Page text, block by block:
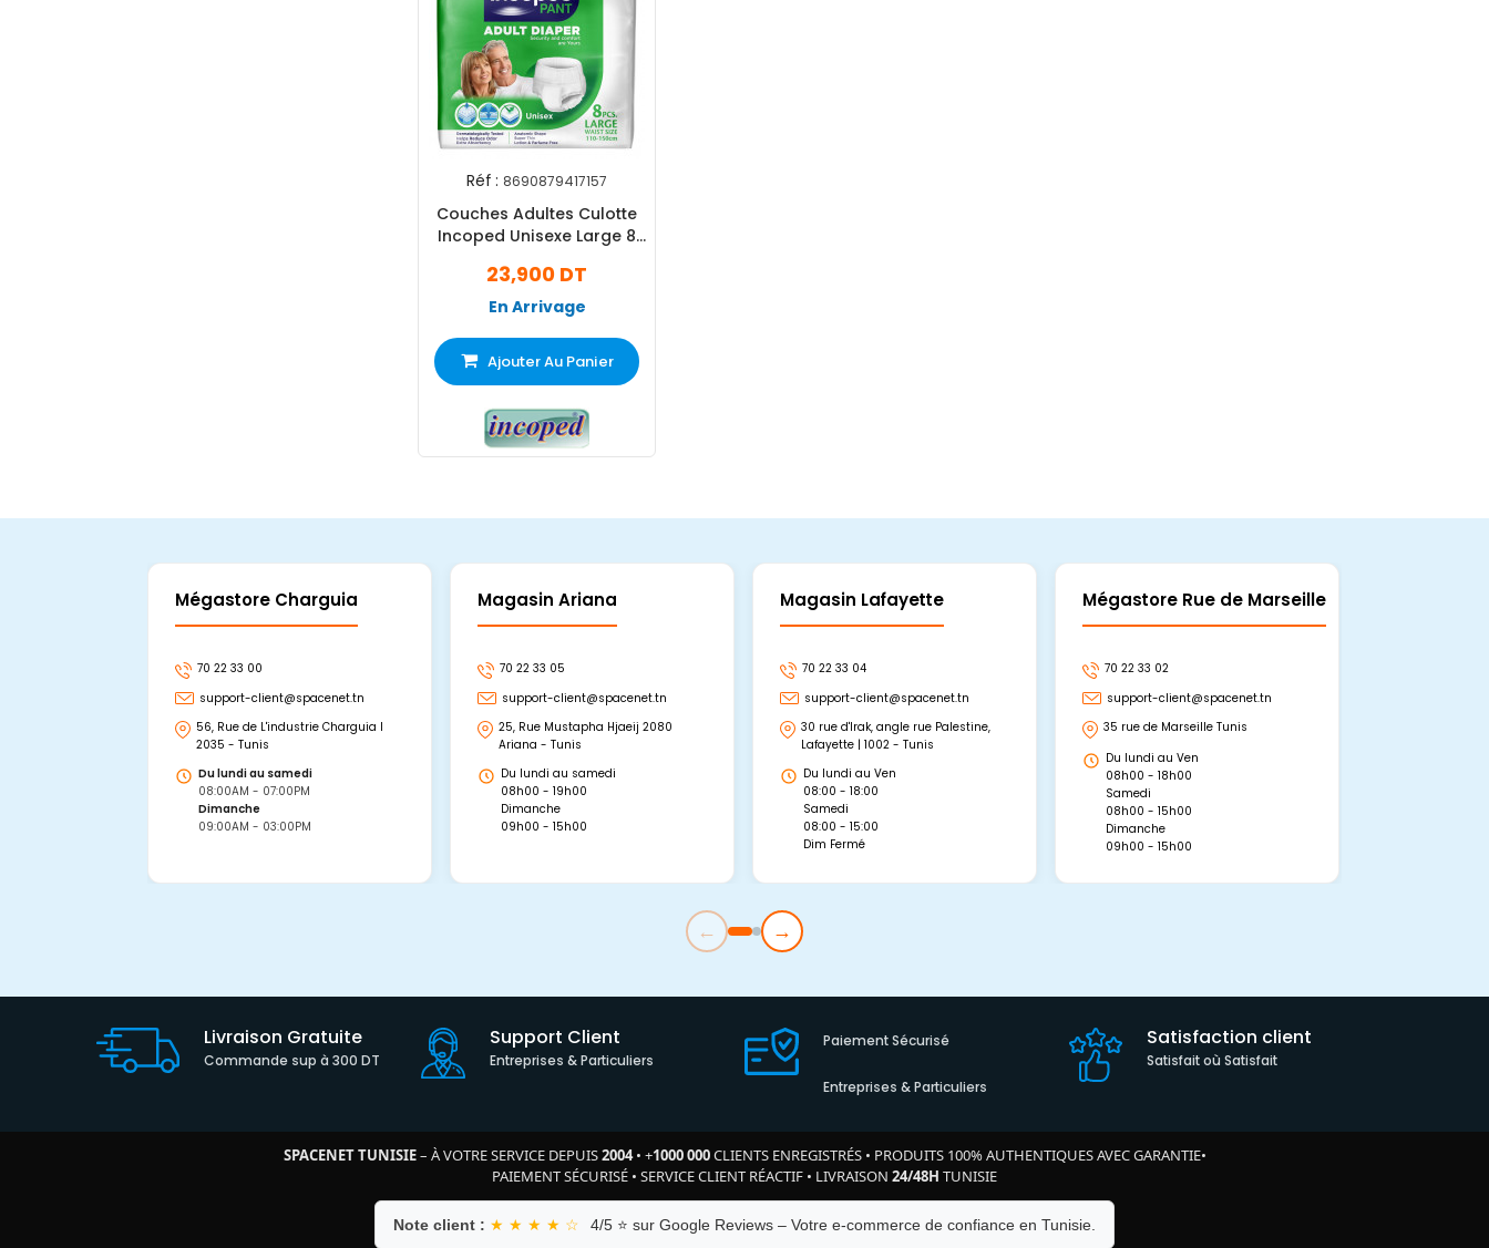
Réf : 8690879417157
Couches Adultes Culotte
Incoped Unisexe Large 8
23,900 DT
En Arrivage
Ajouter Au Panier
Mégastore Charguia
70 22 33 00
support-client@spacenet.tn
56, Rue de L'industrie Charguia I
2035 - Tunis
Du lundi au samedi
08:00AM - 07:00PM
Dimanche
09:00AM - 03:00PM
Magasin Ariana
70 22 33 05
support-client@spacenet.tn
25, Rue Mustapha Hjaeij 2080
Ariana - Tunis
Du lundi au samedi
08h00 - 19h00
Dimanche
09h00 - 15h00
Magasin Lafayette
70 22 33 04
support-client@spacenet.tn
30 rue d'Irak, angle rue Palestine,
Lafayette | 1002 - Tunis
Du lundi au Ven
08:00 - 18:00
Samedi
08:00 - 15:00
Dim Fermé
Mégastore Rue de Marseille
70 22 33 02
support-client@spacenet.tn
35 rue de Marseille Tunis
Du lundi au Ven
08h00 - 18h00
Samedi
08h00 - 15h00
Dimanche
09h00 - 15h00
← →
Livraison Gratuite
Commande sup à 300 DT
Support Client
Entreprises & Particuliers
Paiement Sécurisé
Entreprises & Particuliers
Satisfaction client
Satisfait où Satisfait
SPACENET TUNISIE– À VOTRE SERVICE DEPUIS2004• +1000 000CLIENTS ENREGISTRÉS• PRODUITS 100% AUTHENTIQUES AVEC GARANTIE•
PAIEMENT SÉCURISÉ • SERVICE CLIENT RÉACTIF • LIVRAISON 24/48H TUNISIE
Note client : ★ ★ ★ ★ ☆ 4/5 ⭐ sur Google Reviews – Votre e-commerce de confiance en Tunisie.